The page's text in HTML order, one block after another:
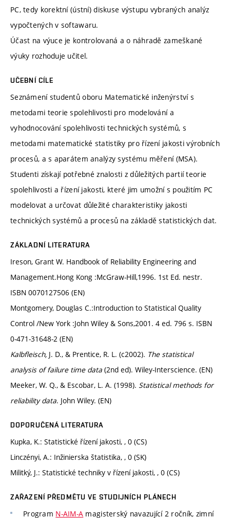
PC, tedy korektní (ústní) diskuse výstupu vybraných analýz
vypočtených v softawaru.
Účast na výuce je kontrolovaná a o náhradě zameškané
výuky rozhoduje učitel.
UČEBNÍ CÍLE
Seznámení studentů oboru Matematické inženýrství s
metodami teorie spolehlivosti pro modelování a
vyhodnocování spolehlivosti technických systémů, s
metodami matematické statistiky pro řízení jakosti výrobních
procesů, a s aparátem analýzy systému měření (MSA).
Studenti získají potřebné znalosti z důležitých partií teorie
spolehlivosti a řízení jakosti, které jim umožní s použitím PC
modelovat a určovat důležité charakteristiky jakosti
technických systémů a procesů na základě statistických dat.
ZÁKLADNÍ LITERATURA
Ireson, Grant W. Handbook of Reliability Engineering and
Management.Hong Kong :McGraw-Hill,1996. 1st Ed. nestr.
ISBN 0070127506 (EN)
Montgomery, Douglas C.:Introduction to Statistical Quality
Control /New York :John Wiley & Sons,2001. 4 ed. 796 s. ISBN
0-471-31648-2 (EN)
Kalbfleisch, J. D., & Prentice, R. L. (c2002). The statistical
analysis of failure time data (2nd ed). Wiley-Interscience. (EN)
Meeker, W. Q., & Escobar, L. A. (1998). Statistical methods for
reliability data. John Wiley. (EN)
DOPORUČENÁ LITERATURA
Kupka, K.: Statistické řízení jakosti, , 0 (CS)
Linczényi, A.: Inžinierska štatistika, , 0 (SK)
Militký, J.: Statistické techniky v řízení jakosti, , 0 (CS)
ZAŘAZENÍ PŘEDMĚTU VE STUDIJNÍCH PLÁNECH
Program N-AIM-A magisterský navazující 2 ročník, zimní